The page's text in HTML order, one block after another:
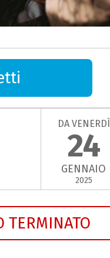
DA VENERDÌ
24
GENNAIO
2025
TERMINATO